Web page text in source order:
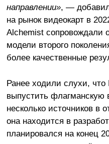
направлении», —
на рынок видеокарт в
Alchemist сопровождали
модели второго
более качественные
Ранее ходили слухи, что
выпустить флагманскую
несколько источников в
она находится в
планировался на конец